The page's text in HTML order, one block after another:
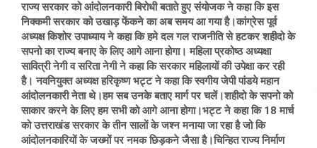
राज्य सरकार को आंदोलनकारी बिरोधी बताते हुए संयोजक ने कहा कि इस
निक्कमी सरकार को उखाड़ फेंकने का अब समय आ गया है।कांग्रेस पूर्व
अध्यक्ष किशोर उपाध्याय ने कहा कि हमे दल गल राजनीति से हटकर शहीदो के
सपनो का राज्य बनाए के लिए आगे आना होगा। महिला प्रकोष्ठ अध्यक्षा
सावित्री नेगी व सरिता नेगी ने कहा कि सरकार महिलायों की उपेक्षा कर रही
है। नवनियुक्त अध्यक्ष हरिकृष्ण भट्ट ने कहा कि स्वगीय जेपी पांडये महान
आंदोलनकारी नेता थे।हम सब उनके बताए मार्ग पर चलें।शहीदो के सपनो को
साकार करने के लिए हम सभी को आगे आना होगा।भट्ट ने कहा कि 18 मार्च
को उत्तराखंड सरकार के तीन सालों के जश्न मनाया जा रहा है जो कि
आंदोलनकारियों के जख्मों पर नमक छिड़कने जैसा है।चिन्हित राज्य निर्माण